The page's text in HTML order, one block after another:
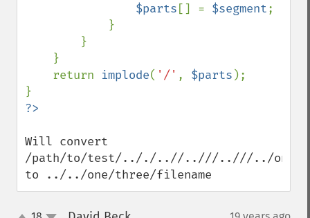
$parts [] = $segment;
    return
implode( '/' , $parts );
Will convert
/path/to/test/.././..//..///..///../one/
to ../../one/three/filename